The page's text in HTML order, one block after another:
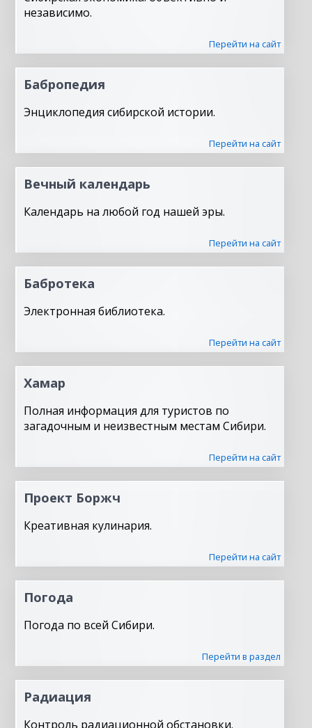
независимо.
Перейти на сайт
Бабропедия
Энциклопедия сибирской истории.
Перейти на сайт
Вечный календарь
Календарь на любой год нашей эры.
Перейти на сайт
Бабротека
Электронная библиотека.
Перейти на сайт
Хамар
Полная информация для туристов по
загадочным и неизвестным местам Сибири.
Перейти на сайт
Проект Боржч
Креативная кулинария.
Перейти на сайт
Погода
Погода по всей Сибири.
Перейти в раздел
Радиация
Контроль радиационной обстановки.